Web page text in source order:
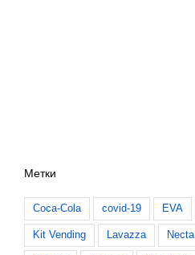
Метки
Coca-Cola covid-19 EVA
Kit Vending Lavazza Necta